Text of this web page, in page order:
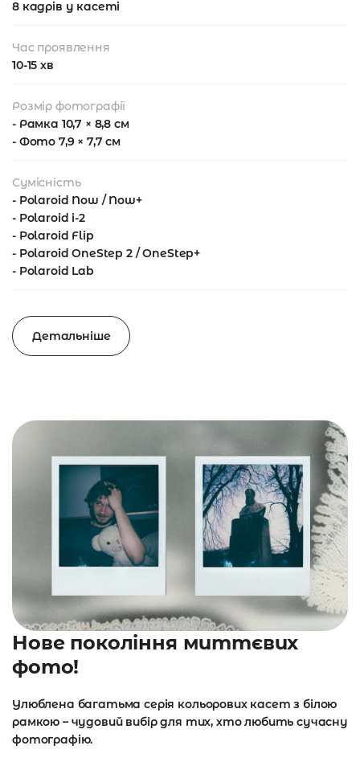
8 кадрів у касеті
Час проявлення
10-15 хв
Розмір фотографії
- Рамка 10,7 × 8,8 см
- Фото 7,9 × 7,7 см
Сумісність
- Polaroid Now / Now+
- Polaroid i-2
- Polaroid Flip
- Polaroid OneStep 2 / OneStep+
- Polaroid Lab
Детальніше
Нове покоління миттєвих
фото!
Улюблена багатьма серія кольорових касет з білою
рамкою – чудовий вибір для тих, хто любить сучасну
фотографію.